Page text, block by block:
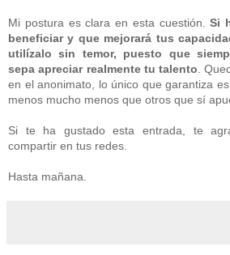
Mi postura es clara en esta cuestión.Si
beneficiar y que mejorará tus
utilízalo sin temor, puesto que
sepa apreciar realmente tu talento .
en el anonimato, lo único que garantiza
menos mucho menos que otros que sí
Si te ha gustado esta entrada, te
compartir en tus redes.
Hasta mañana.